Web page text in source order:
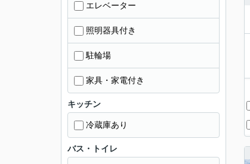
エレベーター
照明器具付き
駐輪場
家具・家電付き
キッチン
冷蔵庫あり
バス・トイレ